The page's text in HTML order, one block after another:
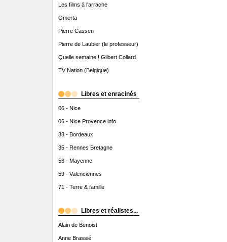
Les films à l'arrache
Omerta
Pierre Cassen
Pierre de Laubier (le professeur)
Quelle semaine ! Gilbert Collard
TV Nation (Belgique)
Libres et enracinés
06 - Nice
06 - Nice Provence info
33 - Bordeaux
35 - Rennes Bretagne
53 - Mayenne
59 - Valenciennes
71 - Terre & famille
Libres et réalistes...
Alain de Benoist
Anne Brassié